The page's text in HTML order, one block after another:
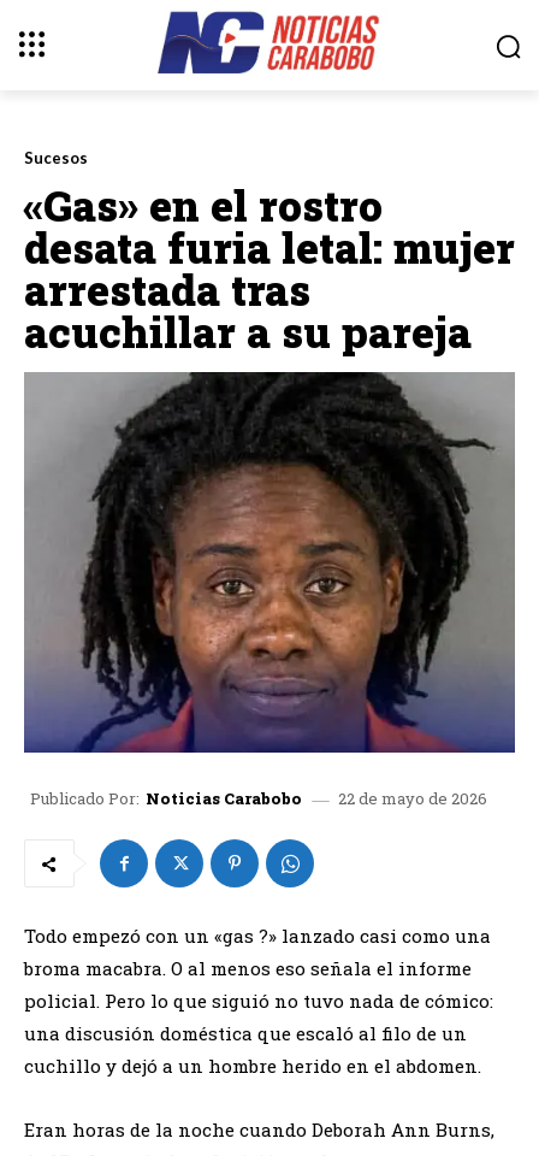
Sucesos
«Gas» en el rostro
desata furia letal: mujer
arrestada tras
acuchillar a su pareja
Publicado Por: Noticias Carabobo 22 de mayo de 2026
Todo empezó con un «gas ?» lanzado casi como una
broma macabra. O al menos eso señala el informe
policial. Pero lo que siguió no tuvo nada de cómico:
una discusión doméstica que escaló al filo de un
cuchillo y dejó a un hombre herido en el abdomen.
Eran horas de la noche cuando Deborah Ann Burns,